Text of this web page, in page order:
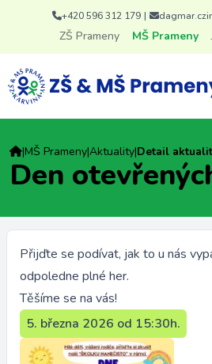
+420 596 312 179 |
ZŠ Prameny MŠ Prameny
|MŠ Prameny|Aktuality|Detail aktualit
Den
Přijďte se podívat, jak to u nás
odpoledne plné her.
Těšíme se na vás!
5. března 2026 od 15:30h.